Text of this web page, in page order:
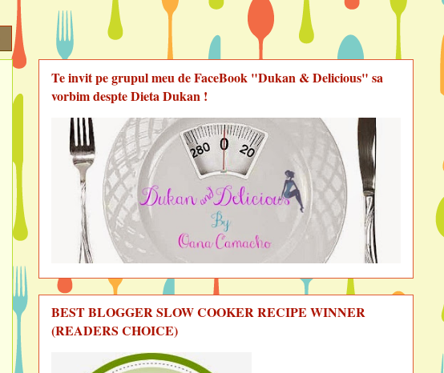
Te invit pe grupul meu de FaceBook "Dukan & Delicious" sa
vorbim despte Dieta Dukan !
BEST BLOGGER SLOW COOKER RECIPE WINNER
(READERS CHOICE)